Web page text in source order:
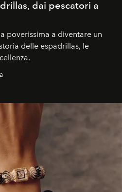
dai pescatori a
poverissima a diventare un
delle espadrillas, le